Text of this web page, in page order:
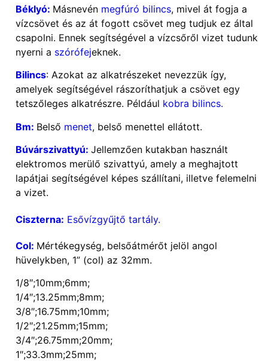
Béklyó: Másnevén megfúró bilincs, mivel át fogja a
vízcsövet és az át fogott csövet meg tudjuk ez által
csapolni. Ennek segítségével a vízcsőről vizet tudunk
nyerni a szórófejeknek.
Bilincs: Azokat az alkatrészeket nevezzük így,
amelyek segítségével rászoríthatjuk a csövet egy
tetszőleges alkatrészre. Például kobra bilincs.
Bm: Belső menet, belső menettel ellátott.
Búvárszivattyú: Jellemzően kutakban használt
elektromos merülő szivattyú, amely a meghajtott
lapátjai segítségével képes szállítani, illetve felemelni
a vizet.
Ciszterna: Esővízgyűjtő tartály.
Col: Mértékegység, belsőátmérőt jelöl angol
hüvelykben, 1” (col) az 32mm.
1/8″;10mm;6mm;
1/4″;13.25mm;8mm;
3/8″;16.75mm;10mm;
1/2″;21.25mm;15mm;
3/4″;26.75mm;20mm;
1″;33.3mm;25mm;